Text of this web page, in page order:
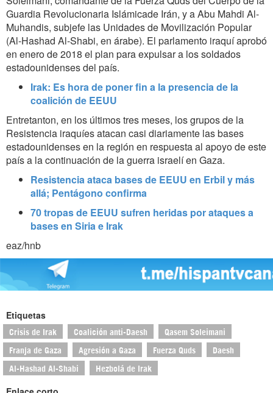
Guardia Revolucionaria Islámicade Irán, y a Abu Mahdi Al-
Muhandis, subjefe las Unidades de Movilización Popular
(Al-Hashad Al-Shabi, en árabe). El parlamento iraquí aprobó
en enero de 2018 el plan para expulsar a los soldados
estadounidenses del país.
Irak: Es hora de poner fin a la presencia de la
coalición de EEUU
Entretanton, en los últimos tres meses, los grupos de la
Resistencia iraquíes atacan casi diariamente las bases
estadounidenses en la región en respuesta al apoyo de este
país a la continuación de la guerra israelí en Gaza.
Resistencia ataca bases de EEUU en Erbil y más
allá; Pentágono confirma
70 tropas de EEUU sufren heridas por ataques a
bases en Siria e Irak
eaz/hnb
Etiquetas
Crisis de Irak Coalición anti-Daesh Qasem Soleimani
Franja de Gaza Agresión a Gaza Fuerza Quds Daesh
Al-Hashad Al-Shabi Hezbolá de Irak